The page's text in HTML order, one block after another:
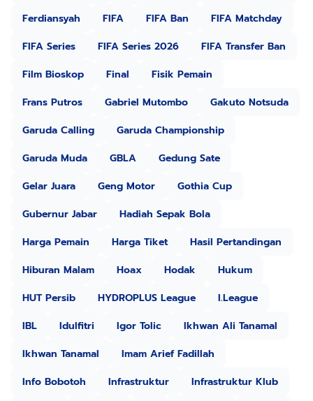
Ferdiansyah
FIFA FIFA Ban
FIFA Matchday
FIFA Series
FIFA Series 2026
FIFA Transfer Ban
Film Bioskop
Final
Fisik Pemain
Frans Putros
Gabriel Mutombo
Gakuto Notsuda
Garuda Calling
Garuda Championship
Garuda Muda
GBLA
Gedung Sate
Gelar Juara
Geng Motor
Gothia Cup
Gubernur Jabar
Hadiah Sepak Bola
Harga Pemain
Harga Tiket
Hasil Pertandingan
Hiburan Malam
Hoax Hodak
Hukum
HUT Persib
HYDROPLUS League
I.League
IBL
Idulfitri Igor Tolic
Ikhwan Ali Tanamal
Ikhwan Tanamal
Imam Arief Fadillah
Info Bobotoh
Infrastruktur
Infrastruktur Klub